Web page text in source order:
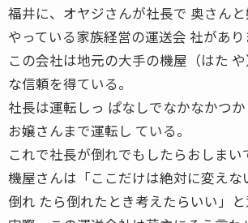
福井に、オヤジさんが社長で 奥さん
やっている家族経営の運送会 社があり
この会社は地元の大手の機屋（はた
な信頼を得ている。
社長は運転しっ ぱなしでなかなかつか
お嬢さんまで運転し ている。
これで社長が倒れでもしたらおしまい
機屋さんは「ここだけは絶対に変えな
倒れ たら倒れたとき考えたらいい」と